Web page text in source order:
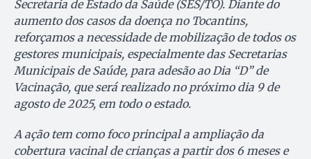
Secretaria de Estado da Saúde (SES/TO). Diante do
aumento dos casos da doença no Tocantins,
reforçamos a necessidade de mobilização de todos os
gestores municipais, especialmente das Secretarias
Municipais de Saúde, para adesão ao Dia “D” de
Vacinação, que será realizado no próximo dia 9 de
agosto de 2025, em todo o estado.
A ação tem como foco principal a ampliação da
cobertura vacinal de crianças a partir dos 6 meses e